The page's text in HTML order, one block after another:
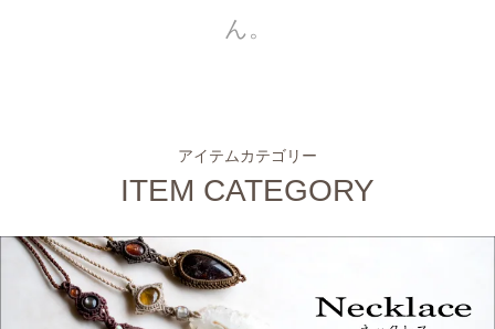
ん。
アイテムカテゴリー
ITEM CATEGORY